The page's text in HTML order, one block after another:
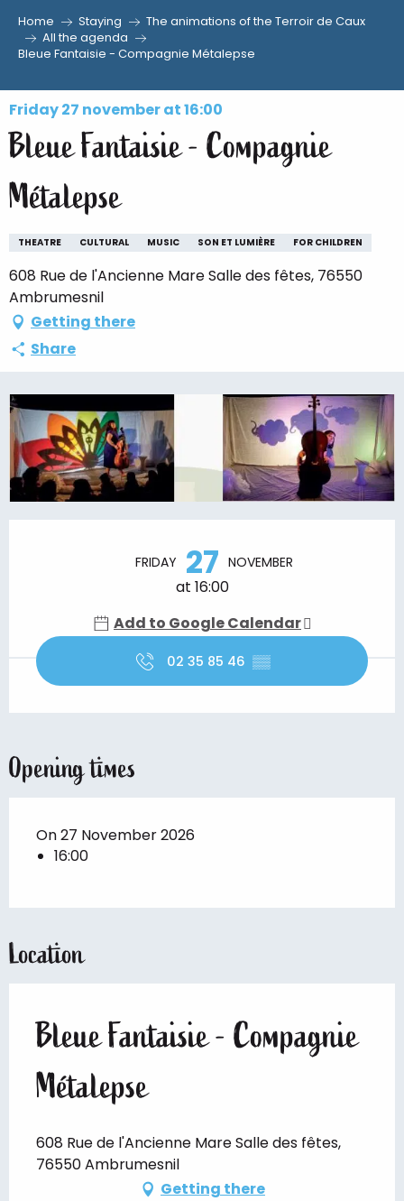
Aller
principal
Home Staying
The animations of the Terroir de Caux
All the agenda
Bleue Fantaisie - Compagnie Métalepse
Friday 27 november at 16:00
Bleue Fantaisie - Compagnie
Métalepse
THEATRE CULTURAL MUSIC SON ET LUMIÈRE FOR CHILDREN
608 Rue de l'Ancienne Mare Salle des fêtes, 76550
Ambrumesnil
Getting there
Share
FRIDAY 27 NOVEMBER
at 16:00
Add to Google Calendar
02 35 85 46 ▒▒
Opening times
On 27 November 2026
16:00
Location
Bleue Fantaisie - Compagnie
Métalepse
608 Rue de l'Ancienne Mare Salle des fêtes,
76550 Ambrumesnil
Getting there